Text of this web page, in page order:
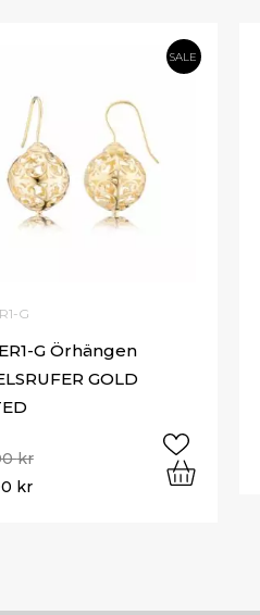
SALE
G
G Örhängen
GOLD
kr
kr